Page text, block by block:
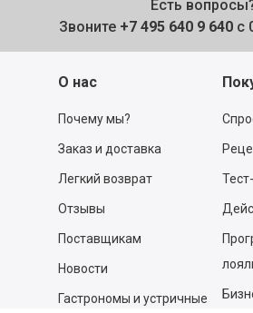
Есть
Звоните +7 495 640 9 640 с
О нас
Почему мы?
Заказ и доставка
Легкий возврат
Отзывы
Поставщикам
Новости
Гастрономы и устричные